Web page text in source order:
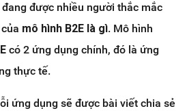
được nhiều người thắc mắc
mô hình B2E là gì. Mô hình
có 2 ứng dụng chính, đó là ứng
thực tế.
ứng dụng sẽ được bài viết chia sẻ